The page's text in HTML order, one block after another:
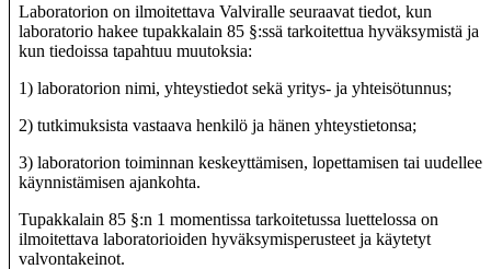
Laboratorion on ilmoitettava Valviralle seuraavat tiedot, kun
laboratorio hakee tupakkalain 85 §:ssä tarkoitettua hyväksymistä ja
kun tiedoissa tapahtuu muutoksia:
1) laboratorion nimi, yhteystiedot sekä yritys- ja yhteisötunnus;
2) tutkimuksista vastaava henkilö ja hänen yhteystietonsa;
3) laboratorion toiminnan keskeyttämisen, lopettamisen tai uudelleen
käynnistämisen ajankohta.
Tupakkalain 85 §:n 1 momentissa tarkoitetussa luettelossa on
ilmoitettava laboratorioiden hyväksymisperusteet ja käytetyt
valvontakeinot.